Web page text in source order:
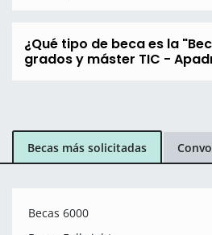
¿Qué tipo de beca es la
grados y máster TIC -
Becas más solicitadas
Becas 6000